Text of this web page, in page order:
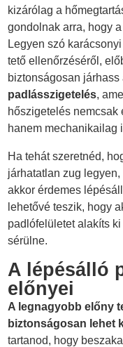
kizárólag a
gondolnak arra, hogy
Legyen szó
tető ellenőrzéséről,
biztonságosan
padlásszigetelés,
hőszigetelés nemcsak
hanem mechanikailag
Ha tehát szeretnéd,
járhatatlan zug
akkor érdemes
lehetővé teszik, hogy
padlófelületet alakíts
sérülne.
A lépésálló
előnyei
A legnagyobb előny
biztonságosan lehet
tartanod, hogy